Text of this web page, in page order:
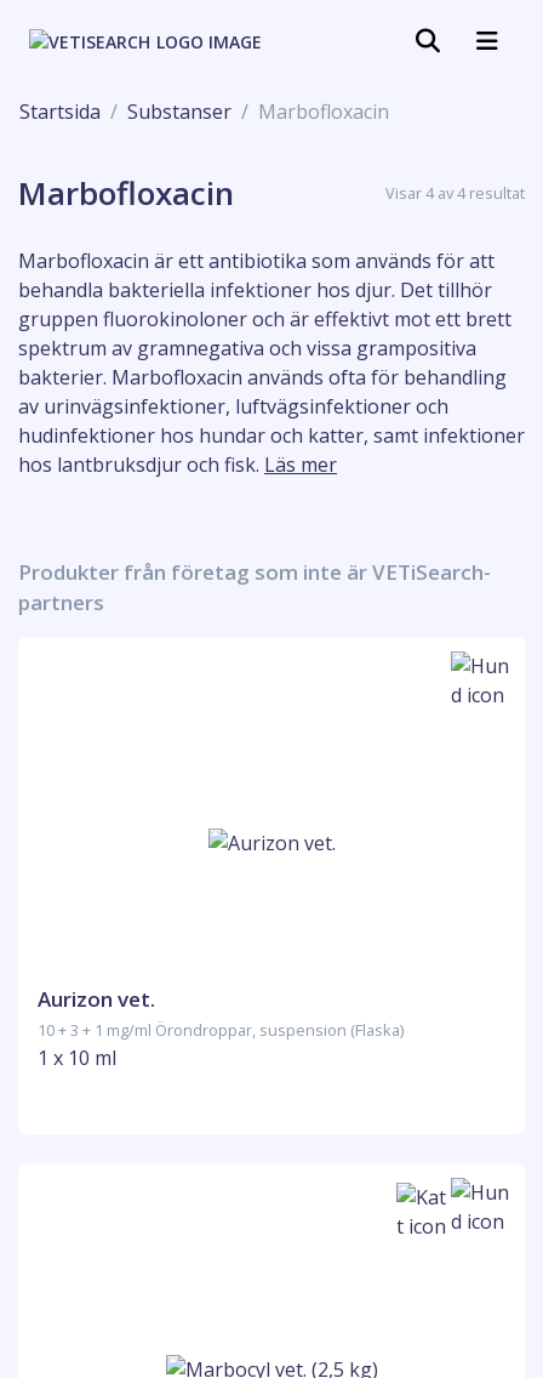
Startsida Substanser Marbofloxacin
Marbofloxacin Visar 4 av 4 resultat
Marbofloxacin är ett antibiotika som används för att
behandla bakteriella infektioner hos djur. Det tillhör
gruppen fluorokinoloner och är effektivt mot ett brett
spektrum av gramnegativa och vissa grampositiva
bakterier. Marbofloxacin används ofta för behandling
av urinvägsinfektioner, luftvägsinfektioner och
hudinfektioner hos hundar och katter, samt infektioner
hos lantbruksdjur och fisk. Läs mer
Produkter från företag som inte är VETiSearch-
partners
Aurizon vet.
10 + 3 + 1 mg/ml Örondroppar, suspension (Flaska)
1 x 10 ml